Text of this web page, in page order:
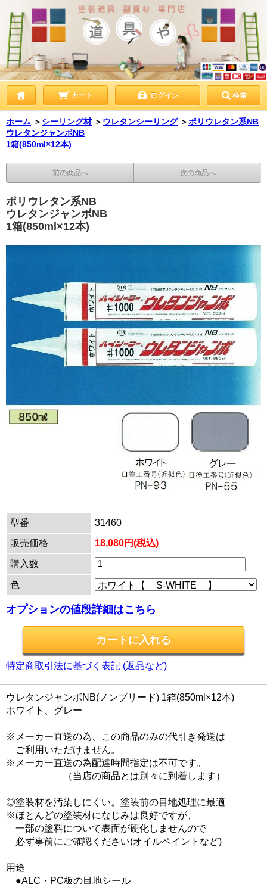
カート ログイン 検索
ホーム ＞ シーリング材 ＞ ウレタンシーリング ＞ポリウレタン系NB
ウレタンジャンボNB
1箱(850ml×12本)
前の商品へ 次の商品へ
ポリウレタン系NB
ウレタンジャンボNB
1箱(850ml×12本)
型番
31460
販売価格
18,080円(税込)
購入数
色
オプションの値段詳細はこちら
特定商取引法に基づく表記 (返品など)
ウレタンジャンボNB(ノンブリード) 1箱(850ml×12本)
ホワイト、グレー
※メーカー直送の為、この商品のみの代引き発送は
ご利用いただけません。
※メーカー直送の為配達時間指定は不可です。
（当店の商品とは別々に到着します）
◎塗装材を汚染しにくい。塗装前の目地処理に最適
※ほとんどの塗装材になじみは良好ですが、
一部の塗料について表面が硬化しませんので
必ず事前にご確認ください(オイルペイントなど)
用途
●ALC・PC板の目地シール